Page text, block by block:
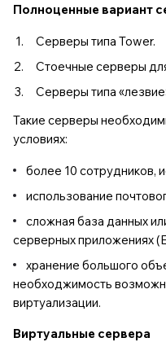
Полноценные вариант
Серверы типа Tower.
Стоечные серверы
Серверы типа
Такие серверы
условиях:
более 10 сотрудников,
использование
сложная база данных
серверных приложениях
хранение большого
необходжимость
виртуализации.
Виртуальные сервера